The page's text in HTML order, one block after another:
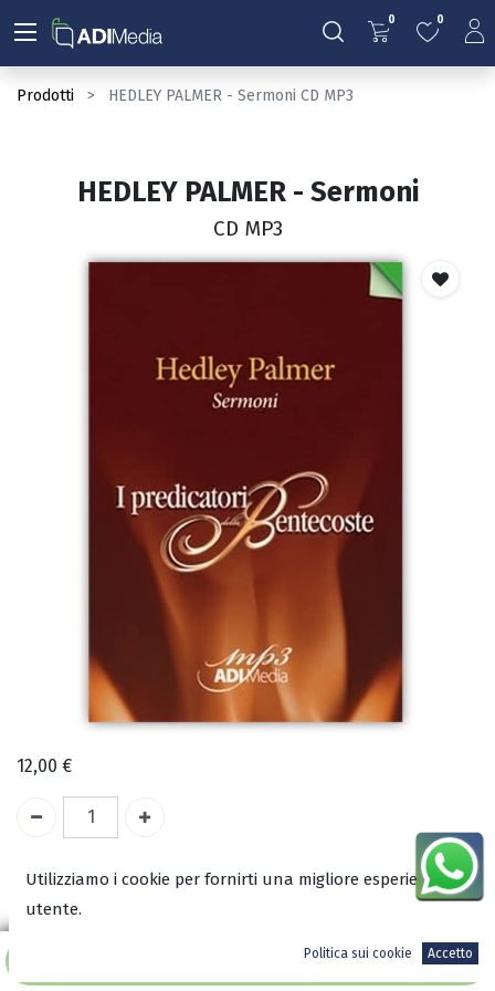
0 0
Prodotti HEDLEY PALMER - Sermoni CD MP3
Aggiungi al carrello
HEDLEY PALMER - Sermoni
CD MP3
12,00 €
Temporaneamente esaurito
Utilizziamo i cookie per fornirti una migliore esperienza
utente.
Politica sui cookie Accetto